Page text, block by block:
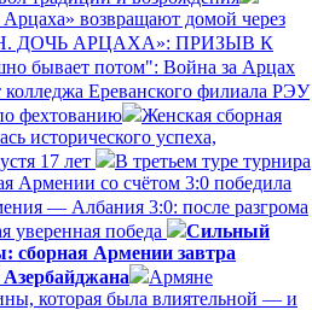
возвращают домой через
ДОЧЬ АРЦАХА»: ПРИЗЫВ К
бывает потом": Война за Арцах
колледжа Ереванского филиала РЭУ
фехтованию
Женская сборная
исторического успеха,
17 лет
В третьем туре турнира
Армении со счётом 3:0 победила
— Албания 3:0: после разгрома
победа
Сильный
сборная Армении завтра
Армяне
которая была влиятельной — и